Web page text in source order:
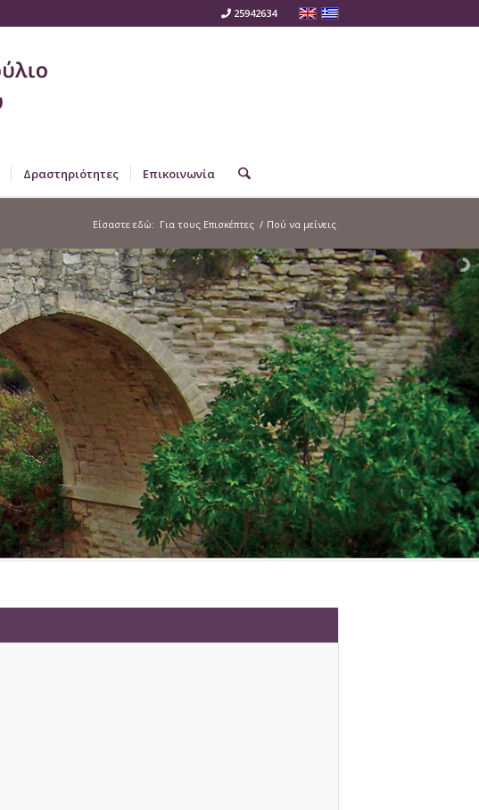
25942634
Δραστηριότητες Επικοινωνία
Είσαστε εδώ: Για τους Επισκέπτες / Πού να μείνεις